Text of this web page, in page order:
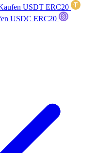
USDT ERC20
USDC ERC20